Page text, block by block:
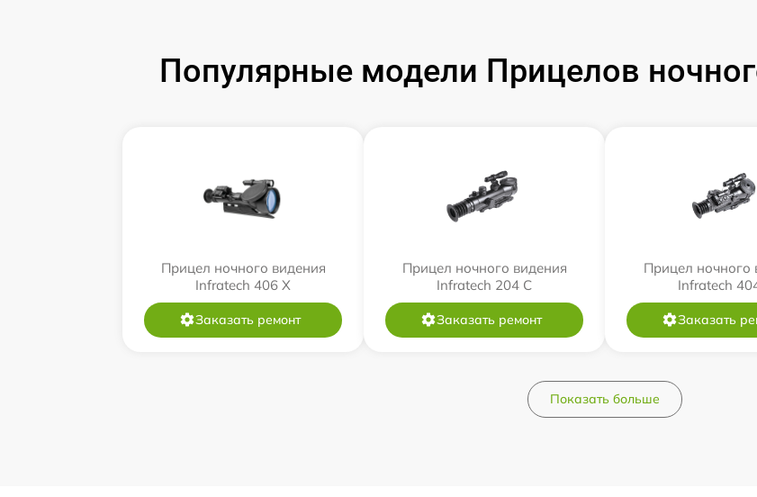
Популярные модели Прицелов
Прицел ночного видения
Infratech 406 Х
Заказать ремонт
Прицел ночного видения
Infratech 204 С
Заказать ремонт
Прицел ночного
Infratech
Заказать
Показать больше